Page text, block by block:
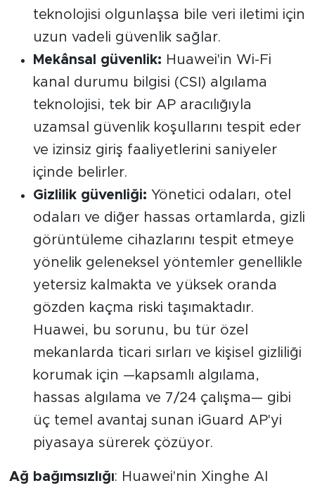
teknolojisi olgunlaşsa bile veri iletimi için
uzun vadeli güvenlik sağlar.
Mekânsal güvenlik: Huawei'in Wi-Fi
kanal durumu bilgisi (CSI) algılama
teknolojisi, tek bir AP aracılığıyla
uzamsal güvenlik koşullarını tespit eder
ve izinsiz giriş faaliyetlerini saniyeler
içinde belirler.
Gizlilik güvenliği: Yönetici odaları, otel
odaları ve diğer hassas ortamlarda, gizli
görüntüleme cihazlarını tespit etmeye
yönelik geleneksel yöntemler genellikle
yetersiz kalmakta ve yüksek oranda
gözden kaçma riski taşımaktadır.
Huawei, bu sorunu, bu tür özel
mekanlarda ticari sırları ve kişisel gizliliği
korumak için —kapsamlı algılama,
hassas algılama ve 7/24 çalışma— gibi
üç temel avantaj sunan iGuard AP'yi
piyasaya sürerek çözüyor.
Ağ bağımsızlığı: Huawei'nin Xinghe AI